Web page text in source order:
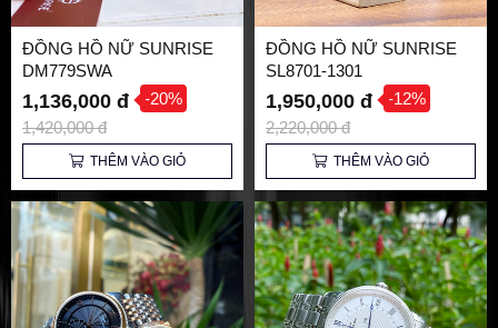
ĐỒNG HỒ NỮ SUNRISE
DM779SWA
1,136,000 đ -20%
1,420,000 đ
THÊM VÀO GIỎ
ĐỒNG HỒ NỮ SUNRISE
SL8701-1301
1,950,000 đ -12%
2,220,000 đ
THÊM VÀO GIỎ